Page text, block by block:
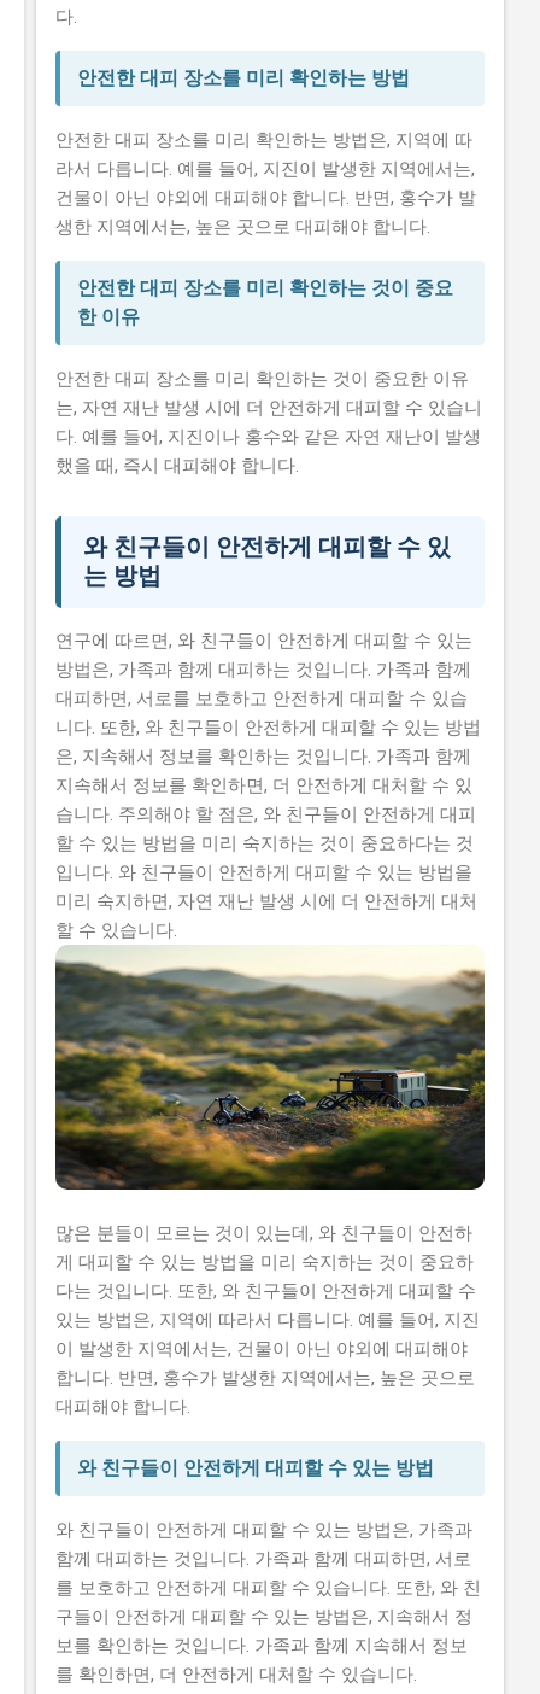
다.
안전한 대피 장소를 미리 확인하는 방법
안전한 대피 장소를 미리 확인하는 방법은, 지역에 따
라서 다릅니다. 예를 들어, 지진이 발생한 지역에서는,
건물이 아닌 야외에 대피해야 합니다. 반면, 홍수가 발
생한 지역에서는, 높은 곳으로 대피해야 합니다.
안전한 대피 장소를 미리 확인하는 것이 중요
한 이유
안전한 대피 장소를 미리 확인하는 것이 중요한 이유
는, 자연 재난 발생 시에 더 안전하게 대피할 수 있습니
다. 예를 들어, 지진이나 홍수와 같은 자연 재난이 발생
했을 때, 즉시 대피해야 합니다.
와 친구들이 안전하게 대피할 수 있
는 방법
연구에 따르면, 와 친구들이 안전하게 대피할 수 있는
방법은, 가족과 함께 대피하는 것입니다. 가족과 함께
대피하면, 서로를 보호하고 안전하게 대피할 수 있습
니다. 또한, 와 친구들이 안전하게 대피할 수 있는 방법
은, 지속해서 정보를 확인하는 것입니다. 가족과 함께
지속해서 정보를 확인하면, 더 안전하게 대처할 수 있
습니다. 주의해야 할 점은, 와 친구들이 안전하게 대피
할 수 있는 방법을 미리 숙지하는 것이 중요하다는 것
입니다. 와 친구들이 안전하게 대피할 수 있는 방법을
미리 숙지하면, 자연 재난 발생 시에 더 안전하게 대처
할 수 있습니다.
많은 분들이 모르는 것이 있는데, 와 친구들이 안전하
게 대피할 수 있는 방법을 미리 숙지하는 것이 중요하
다는 것입니다. 또한, 와 친구들이 안전하게 대피할 수
있는 방법은, 지역에 따라서 다릅니다. 예를 들어, 지진
이 발생한 지역에서는, 건물이 아닌 야외에 대피해야
합니다. 반면, 홍수가 발생한 지역에서는, 높은 곳으로
대피해야 합니다.
와 친구들이 안전하게 대피할 수 있는 방법
와 친구들이 안전하게 대피할 수 있는 방법은, 가족과
함께 대피하는 것입니다. 가족과 함께 대피하면, 서로
를 보호하고 안전하게 대피할 수 있습니다. 또한, 와 친
구들이 안전하게 대피할 수 있는 방법은, 지속해서 정
보를 확인하는 것입니다. 가족과 함께 지속해서 정보
를 확인하면, 더 안전하게 대처할 수 있습니다.